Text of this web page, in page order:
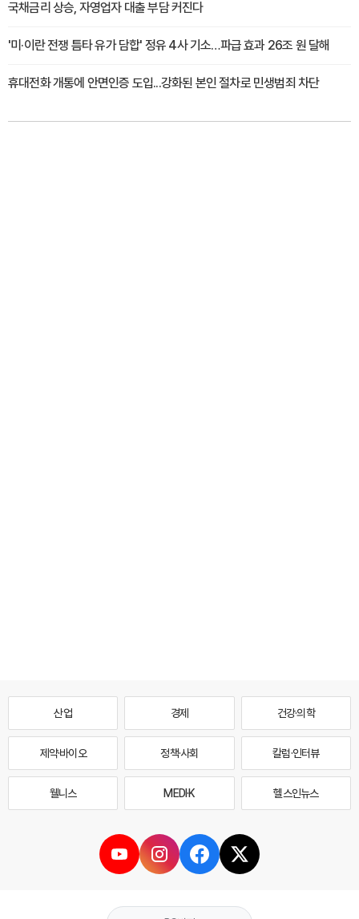
국채금리 상승, 자영업자 대출 부담 커진다
'미·이란 전쟁 틈타 유가 담합' 정유 4사 기소…파급 효과 26조 원 달해
휴대전화 개통에 안면인증 도입...강화된 본인 절차로 민생범죄 차단
산업 경제 건강·의학
제약·바이오 정책·사회 칼럼·인터뷰
웰니스 MEDI·K 헬스인뉴스